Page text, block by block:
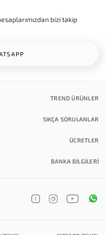
bizi takip
TREND ÜRÜNLER
SIKÇA SORULANLAR
ÜCRETLER
BANKA BILGILERI